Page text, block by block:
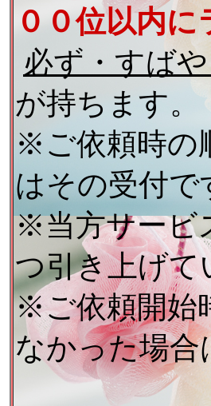
００位以内
必ず・すばや
が持ちます。
※ご依頼時の
はその受付で
※当方サービ
つ引き上げて
※ご依頼開始
なかった場合